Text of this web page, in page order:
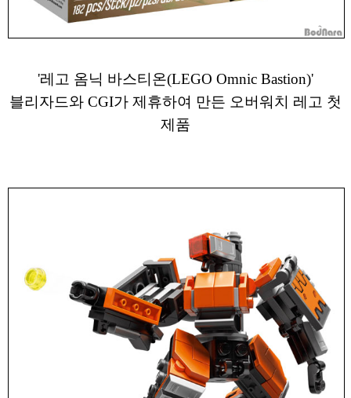
'레고 옴닉 바스티온(LEGO Omnic Bastion)'
블리자드와 CGI가 제휴하여 만든 오버워치 레고 첫
제품